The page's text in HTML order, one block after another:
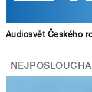
Audiosvět Českého